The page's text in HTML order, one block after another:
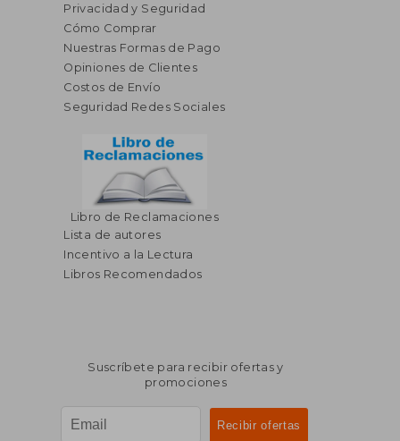
45%
dcto.
$ 34.10
$ 18.75
Privacidad y Seguridad
Cómo Comprar
Nuestras Formas de Pago
Opiniones de Clientes
Costos de Envío
Seguridad Redes Sociales
Libro de Reclamaciones
Lista de autores
Incentivo a la Lectura
Libros Recomendados
Suscríbete para recibir ofertas y
promociones